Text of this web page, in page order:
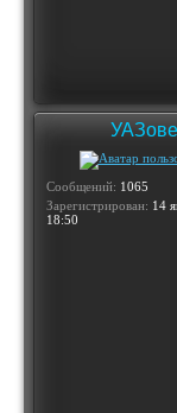
Сообщений: 1065
Зарегистрирован: 14
18:50